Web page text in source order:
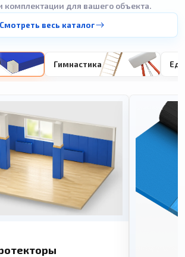
комплектации для вашего объекта.
Смотреть весь каталог
Гимнастика